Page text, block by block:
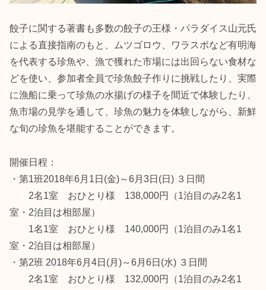
餃子に関する著書も多数の餃子の王様・パラダイス山元氏
による直接指南のもと、ムツゴロウ、ワラスボなど有明海
を代表する珍魚や、漁で獲れた市場には出回らない食材な
どを使い、参加者全員で珍魚餃子作りに挑戦したり、実際
に漁船に乗って珍魚の水揚げの様子を間近で体験したり、
魚市場の見学を通して、珍魚の魅力を体験しながら、新鮮
な旬の珍魚を堪能することができます。
開催日程：
・第1班2018年6月1日(金)～6月3日(日) ３日間
2名1室 おひとり様 138,000円（1泊目のみ2名1
室・2泊目は相部屋）
1名1室 おひとり様 140,000円（1泊目のみ1名1
室・2泊目は相部屋）
・第2班 2018年6月4日(月)～6月6日(水) ３日間
2名1室 おひとり様 132,000円（1泊目のみ2名1